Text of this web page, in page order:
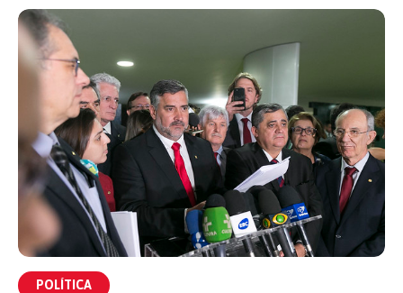
POLÍTICA